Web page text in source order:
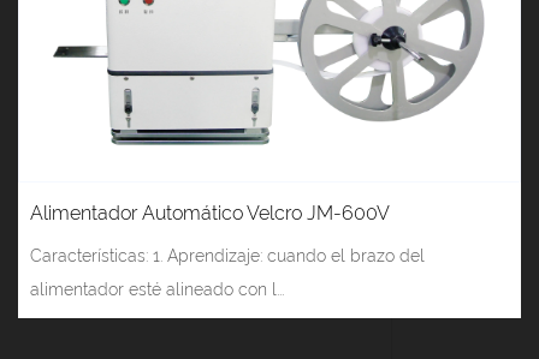
Alimentador Automático Velcro JM-600V
Características: 1. Aprendizaje: cuando el brazo del
alimentador esté alineado con l...